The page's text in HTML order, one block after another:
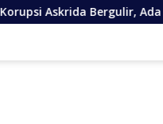
Bergulir, Ada Harapan